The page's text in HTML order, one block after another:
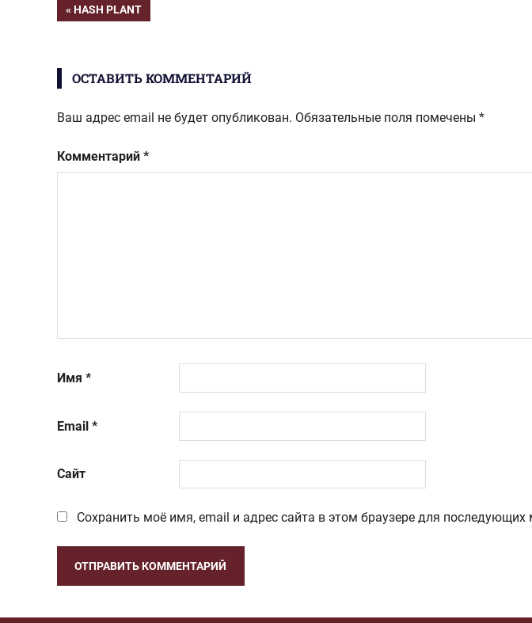
Навигация
записям
ПРЕДЫДУЩАЯ
HASH PLANT
ОСТАВИТЬ КОММЕНТАРИЙ
Ваш адрес email не будет опубликован. Обязательные поля помечены *
Комментарий *
Имя *
Email *
Сайт
Сохранить моё имя, email и адрес сайта в этом браузере для